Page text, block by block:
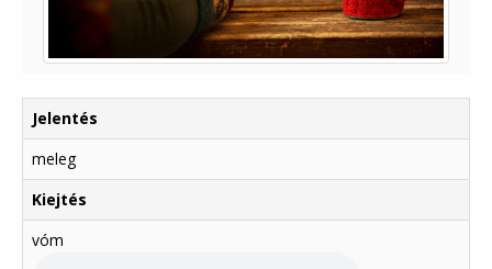
Jelentés
meleg
Kiejtés
vóm